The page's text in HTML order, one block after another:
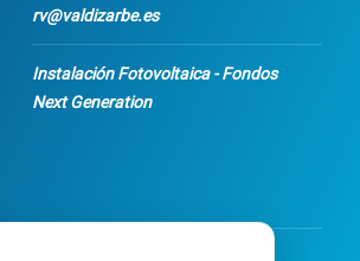
rv@valdizarbe.es
Instalación Fotovoltaica - Fondos
Next Generation